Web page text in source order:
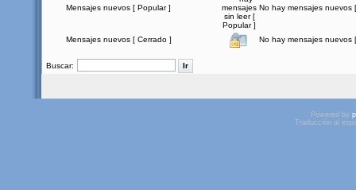
Mensajes nuevos [ Popular ] No hay mensajes nuevos
Mensajes nuevos [ Cerrado ] No hay mensajes nuevos
Buscar:
Powered by
Traducción al